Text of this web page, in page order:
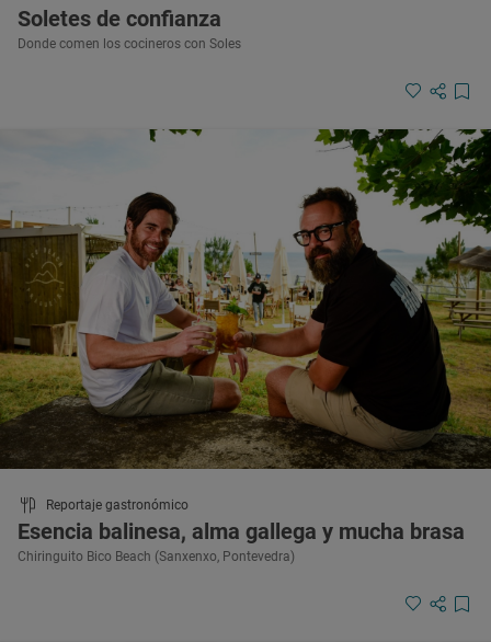
Soletes de confianza
Donde comen los cocineros con Soles
Reportaje gastronómico
Esencia balinesa, alma gallega y mucha brasa
Chiringuito Bico Beach (Sanxenxo, Pontevedra)